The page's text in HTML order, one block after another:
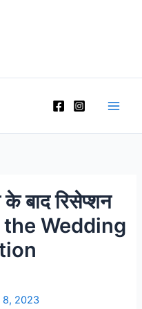
के बाद रिसेप्शन
the Wedding
8, 2023